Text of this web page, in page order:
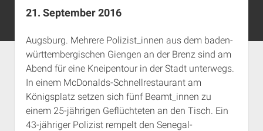
Aktuelles
Termine
open
dropdown
menu
Antifaschistische Termine im Süden
Antifaschistische Termine in München
Rechte Termine im Süden
Chronologie
Das Archiv
open
dropdown
menu
a.i.d.a. e. V. unterstützen
Impressum
21. September 2016
Augsburg. Mehrere Polizist_innen aus dem baden-
württembergischen Giengen an der Brenz sind am
Abend für eine Kneipentour in der Stadt unterwegs.
In einem McDonalds-Schnellrestaurant am
Königsplatz setzen sich fünf Beamt_innen zu
einem 25-jährigen Geflüchteten an den Tisch. Ein
43-jähriger Polizist rempelt den Senegal-